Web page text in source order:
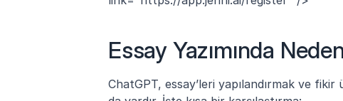
Essay Yazımında
ChatGPT, essay’leri yapılandırmak ve